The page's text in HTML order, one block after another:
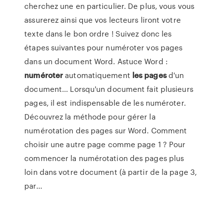
cherchez une en particulier. De plus, vous vous
assurerez ainsi que vos lecteurs liront votre
texte dans le bon ordre ! Suivez donc les
étapes suivantes pour numéroter vos pages
dans un document Word. Astuce Word :
numéroterautomatiquement les pagesd'un
document... Lorsqu'un document fait plusieurs
pages, il est indispensable de les numéroter.
Découvrez la méthode pour gérer la
numérotation des pages sur Word. Comment
choisir une autre page comme page 1 ? Pour
commencer la numérotation des pages plus
loin dans votre document (à partir de la page 3,
par...